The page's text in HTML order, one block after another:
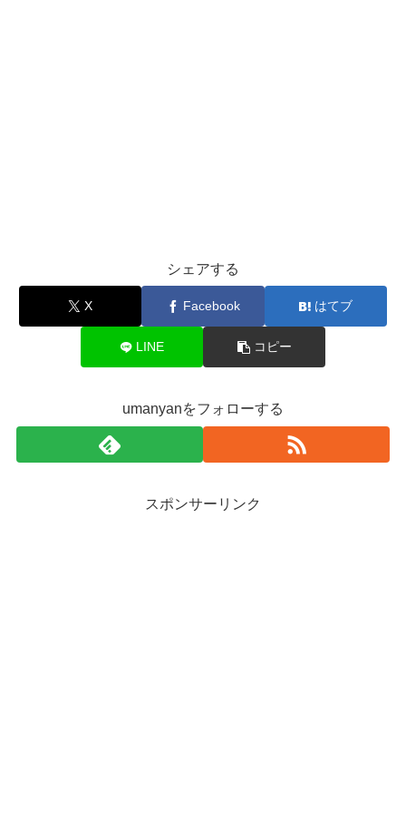
シェアする
X Facebook はてブ
LINE コピー
umanyanをフォローする
スポンサーリンク